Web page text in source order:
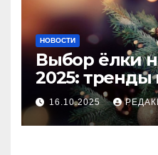
НОВОСТИ
Выбор ёлки
2025: тренды
идеального
16.10.2025